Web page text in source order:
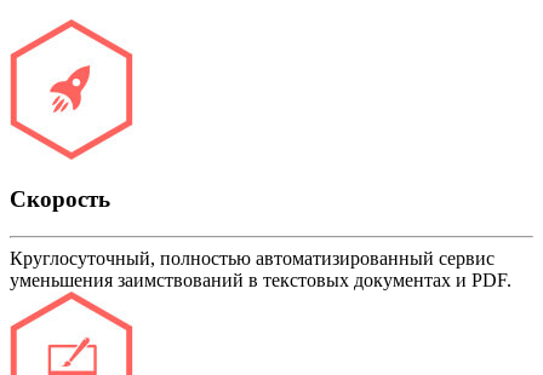
Скорость
Круглосуточный, полностью автоматизированный сервис
уменьшения заимствований в текстовых документах и PDF.